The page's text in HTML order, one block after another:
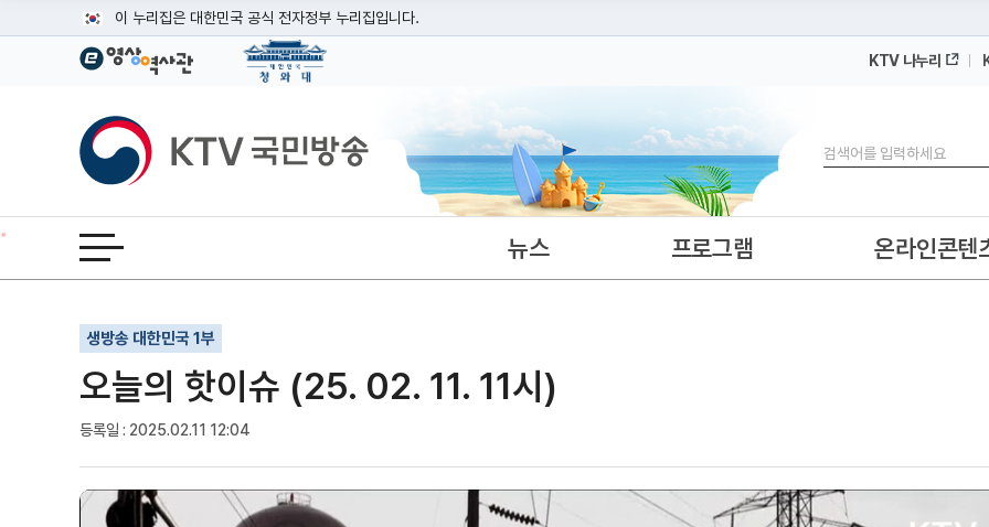
이 누리집은 대한민국 공식 전자정부 누리집입니다.
공식 누리집 주소 확인하기
이밖에 or.kr 또는 .kr등 다른 도메인 주소를 사용하고 있다면 아래 URL에서 도메인 주소를 확인해 보세요
운영중인 공식 누리집보기
KTV 나누리
KTV국민방송
검색
전체메뉴 열기 뉴스 프로그램 온라인콘텐
생방송 대한민국 1부
오늘의 핫이슈 (25. 02. 11. 11시)
등록일 : 2025.02.11 12:04
기사인쇄
글자확대
글자축소